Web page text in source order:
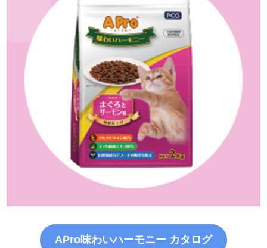
APro味わいハーモニー カタログ